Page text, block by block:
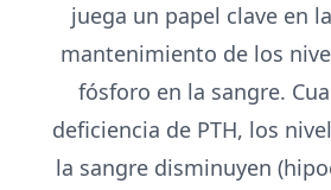
juega un papel clave en
mantenimiento de los
fósforo en la sangre.
deficiencia de PTH, los
la sangre disminuyen